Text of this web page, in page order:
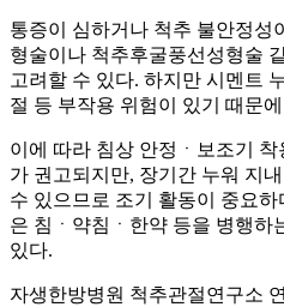
통증이 심하거나 척추 불안정성
형술이나 척추후굴풍선성형술
고려할 수 있다. 하지만 시멘트
절 등 부작용 위험이 있기 때문
이에 따라 침상 안정ㆍ보조기
가 권고되지만, 장기간 누워 지
수 있으므로 조기 활동이 중요
은 침ㆍ약침ㆍ한약 등을 병행하
있다.
자생한방병원 척추관절연구소